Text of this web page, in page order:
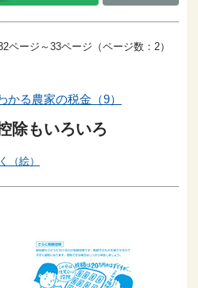
ページ～33ページ（ページ数：2）
かる農家の税金（9）
除もいろいろ
（絵）